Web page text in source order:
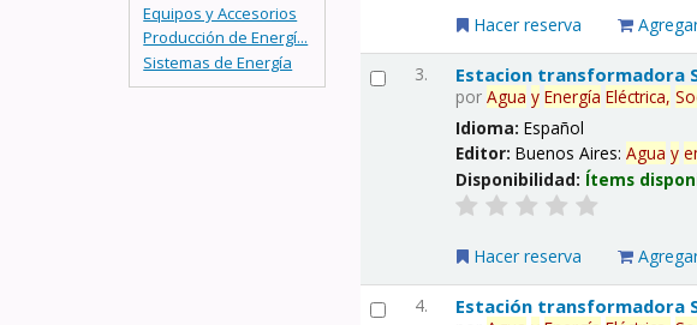
Equipos y Accesorios
Producción de Energí...
Sistemas de Energía
Hacer reserva
3. Estacion transformadora
porAgua y Energía Eléctrica,
Idioma:Español
Editor:Buenos Aires:Agua y
Disponibilidad: Ítems
Hacer reserva
4. Estación transformadora